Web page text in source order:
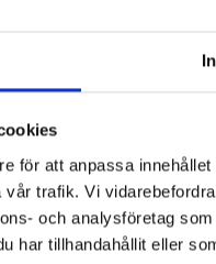
för att anpassa
trafik. Vi
och analysföretag
har tillhandahållit eller
få 10%
ATV-Däck
TL
fyrhjulingsdäck
terrängsport.
rabatt
Däck
(255/
Carlisle